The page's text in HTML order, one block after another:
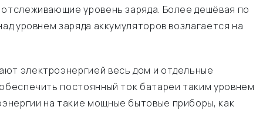
уровень заряда. Более дешёвая по
уровнем заряда аккумуляторов возлагается на
электроэнергией весь дом и отдельные
постоянный ток батареи таким уровнем
на такие мощные бытовые приборы, как